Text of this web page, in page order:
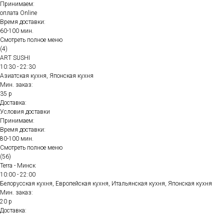
Принимаем:
оплата Online
Время доставки:
60-100 мин.
Смотреть полное меню
(4)
ART SUSHI
10:30 - 22:30
Азиатская кухня, Японская кухня
Мин. заказ:
35 р
Доставка:
Условия доставки
Принимаем:
Время доставки:
80-100 мин.
Смотреть полное меню
(56)
Terra - Минск
10:00 - 22:00
Белорусская кухня, Европейская кухня, Итальянская кухня, Японская кухня
Мин. заказ:
20 р
Доставка: